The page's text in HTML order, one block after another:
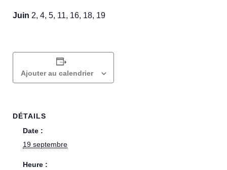
Juin 2, 4, 5, 11, 16, 18, 19
Ajouter au calendrier
DÉTAILS
Date :
19 septembre
Heure :